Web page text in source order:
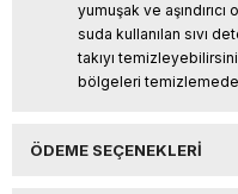
yumuşak ve aşındırıcı
suda kullanılan sıvı
takıyı
bölgeleri temizlemede
ÖDEME SEÇENEKLERI